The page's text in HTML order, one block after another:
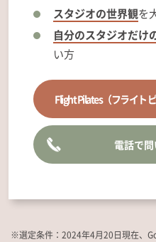
スタジオの世界観を
自分のスタジオだけ
い方
Flight Pilates（フライト
電話で
※選定条件：2024年4月20日現在、